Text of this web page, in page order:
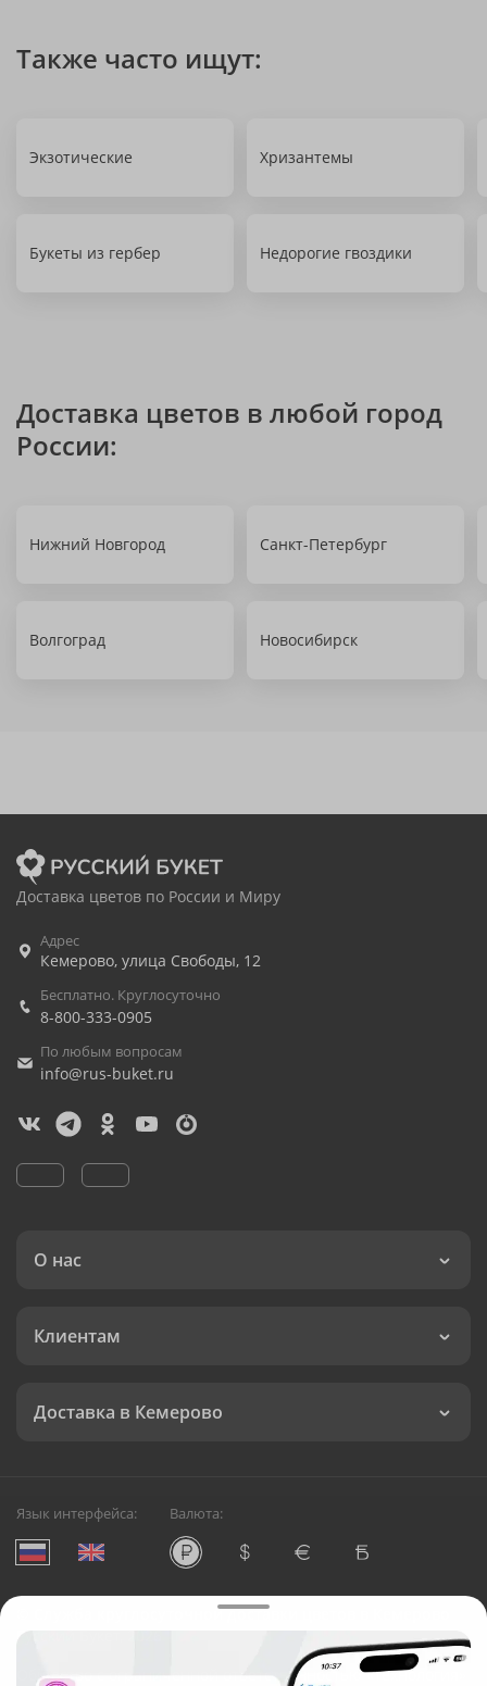
Также часто ищут:
Экзотические Хризантемы
Букеты из гербер Недорогие гвоздики
Доставка цветов в любой город
России:
Нижний Новгород Санкт-Петербург
Волгоград Новосибирск
Доставка цветов по России и Миру
Адрес
Кемерово, улица Свободы, 12
Бесплатно. Круглосуточно
8-800-333-0905
По любым вопросам
info@rus-buket.ru
О нас
Клиентам
Доставка в Кемерово
Язык интерфейса: Валюта:
Служба круглосуточной доставки цветов в Кемерово
Русский Букет, 2026
Общество с ограниченной ответственностью «Технология»